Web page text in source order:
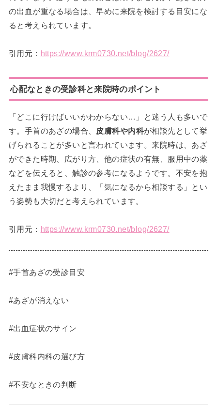
の出血が重なる場合は、早めに来院を検討する目安にな
ると考えられています。
引用元： https://www.krm0730.net/blog/2627/
心配なときの受診科と来院時のポイント
「どこに行けばいいかわからない…」と迷う人も多いで
す。手首のあざの場合、 皮膚科や内科が相談先として挙
げられることが多いと言われています。来院時は、あざ
ができた時期、広がり方、他の症状の有無、服用中の薬
などを伝えると、触診の参考になるようです。不安を抱
えたまま我慢するより、「気になるから相談する」とい
う姿勢も大切だと考えられています。
引用元： https://www.krm0730.net/blog/2627/
#手首あざの受診目安
#あざが消えない
#出血症状のサイン
#皮膚科内科の選び方
#不安なときの判断